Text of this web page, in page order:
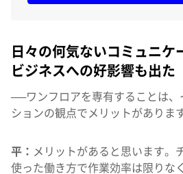
日々の何気ないコミュニケ
ビジネスへの好影響も出た
──ワンフロアを専有することは、
ションの観点でメリットがありま
平： メリットがあると思います。
使った働き方で作業効率は限りな